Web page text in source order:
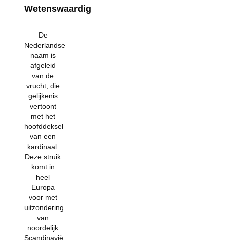
Wetenswaardig
De
Nederlandse
naam is
afgeleid
van de
vrucht, die
gelijkenis
vertoont
met het
hoofddeksel
van een
kardinaal.
Deze struik
komt in
heel
Europa
voor met
uitzondering
van
noordelijk
Scandinavië